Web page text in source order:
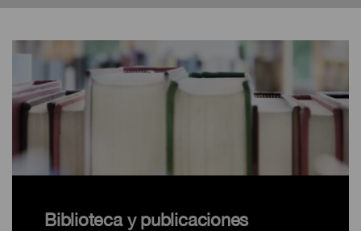
Biblioteca y publicaciones